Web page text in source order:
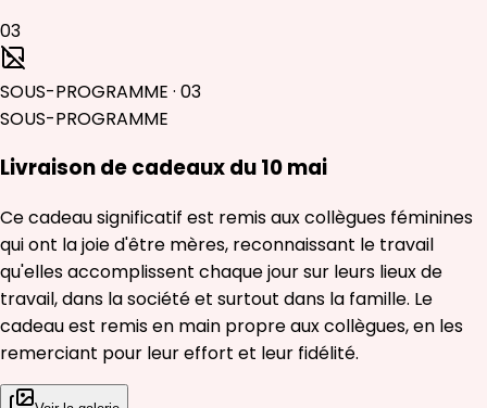
03
SOUS-PROGRAMME · 03
SOUS-PROGRAMME
Livraison de cadeaux du 10 mai
Ce cadeau significatif est remis aux collègues féminines
qui ont la joie d'être mères, reconnaissant le travail
qu'elles accomplissent chaque jour sur leurs lieux de
travail, dans la société et surtout dans la famille. Le
cadeau est remis en main propre aux collègues, en les
remerciant pour leur effort et leur fidélité.